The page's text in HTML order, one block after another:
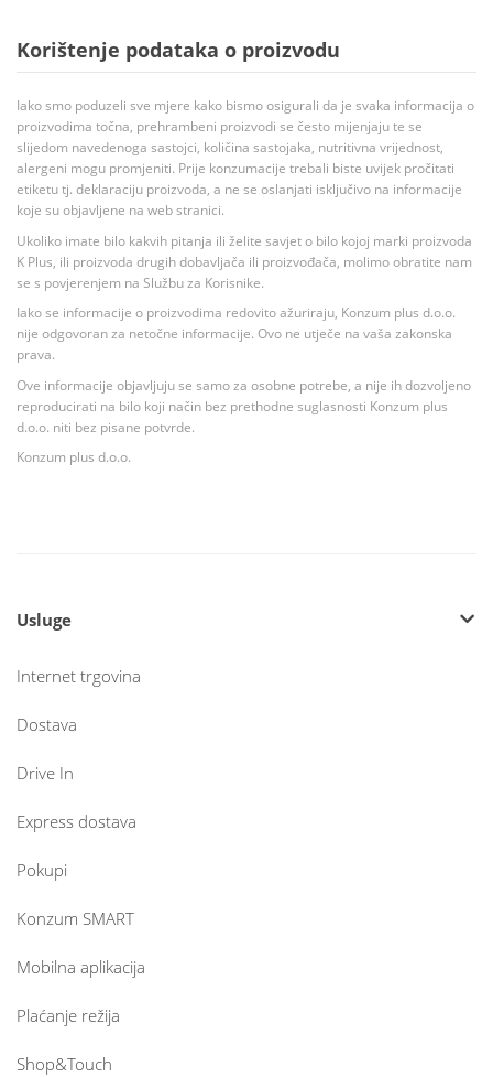
Korištenje podataka o proizvodu
Iako smo poduzeli sve mjere kako bismo osigurali da je svaka informacija o
proizvodima točna, prehrambeni proizvodi se često mijenjaju te se
slijedom navedenoga sastojci, količina sastojaka, nutritivna vrijednost,
alergeni mogu promjeniti. Prije konzumacije trebali biste uvijek pročitati
etiketu tj. deklaraciju proizvoda, a ne se oslanjati isključivo na informacije
koje su objavljene na web stranici.
Ukoliko imate bilo kakvih pitanja ili želite savjet o bilo kojoj marki proizvoda
K Plus, ili proizvoda drugih dobavljača ili proizvođača, molimo obratite nam
se s povjerenjem na Službu za Korisnike.
Iako se informacije o proizvodima redovito ažuriraju, Konzum plus d.o.o.
nije odgovoran za netočne informacije. Ovo ne utječe na vaša zakonska
prava.
Ove informacije objavljuju se samo za osobne potrebe, a nije ih dozvoljeno
reproducirati na bilo koji način bez prethodne suglasnosti Konzum plus
d.o.o. niti bez pisane potvrde.
Konzum plus d.o.o.
Usluge
Internet trgovina
Dostava
Drive In
Express dostava
Pokupi
Konzum SMART
Mobilna aplikacija
Plaćanje režija
Shop&Touch